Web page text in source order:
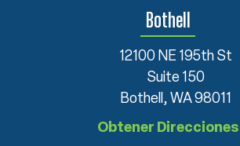
Bothell
12100 NE 195th St
Suite 150
Bothell, WA 98011
Obtener Direcciones